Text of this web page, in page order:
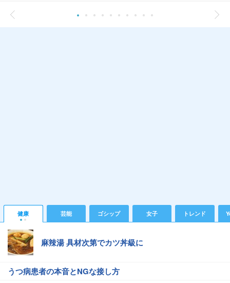
健康 芸能 ゴシップ 女子 トレンド
麻辣湯 具材次第でカツ丼級に
うつ病患者の本音とNGな接し方